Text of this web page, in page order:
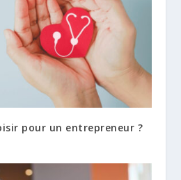
pour un entrepreneur ?